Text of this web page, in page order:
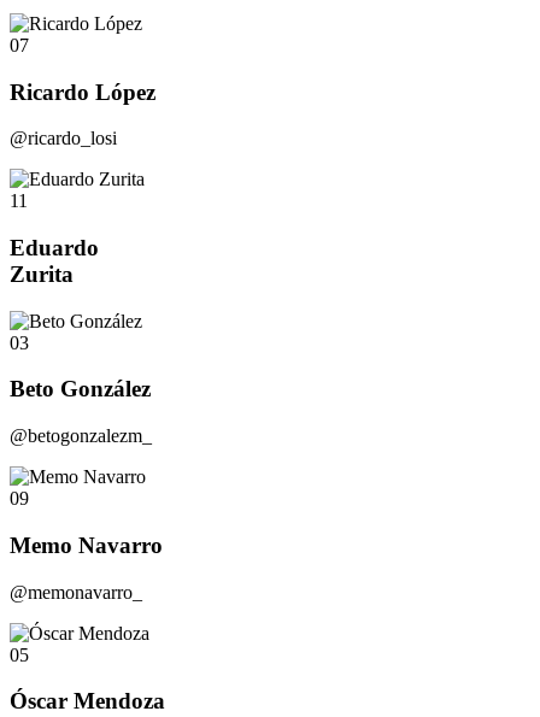
07
Ricardo López
@ricardo_losi
11
Eduardo
Zurita
03
Beto González
@betogonzalezm_
09
Memo Navarro
@memonavarro_
05
Óscar Mendoza